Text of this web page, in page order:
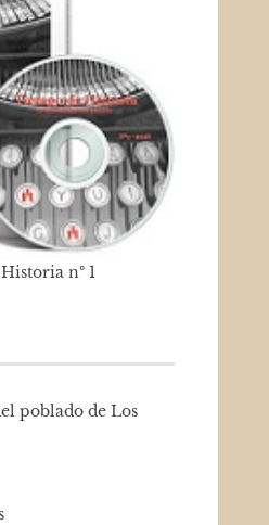
nº 1
poblado de Los